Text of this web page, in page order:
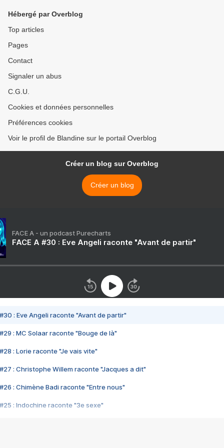
Hébergé par Overblog
Top articles
Pages
Contact
Signaler un abus
C.G.U.
Cookies et données personnelles
Préférences cookies
Voir le profil de Blandine sur le portail Overblog
Créer un blog sur Overblog
Créer un blog
FACE A - un podcast Purecharts
FACE A #30 : Eve Angeli raconte "Avant de partir"
#30 : Eve Angeli raconte "Avant de partir"
#29 : MC Solaar raconte "Bouge de là"
#28 : Lorie raconte "Je vais vite"
#27 : Christophe Willem raconte "Jacques a dit"
#26 : Chimène Badi raconte "Entre nous"
#25 : Indochine raconte "3e sexe"